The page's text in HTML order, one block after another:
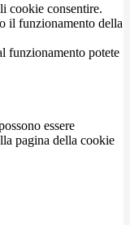
cookie consentire.
il funzionamento della
funzionamento potete
essere
pagina della cookie